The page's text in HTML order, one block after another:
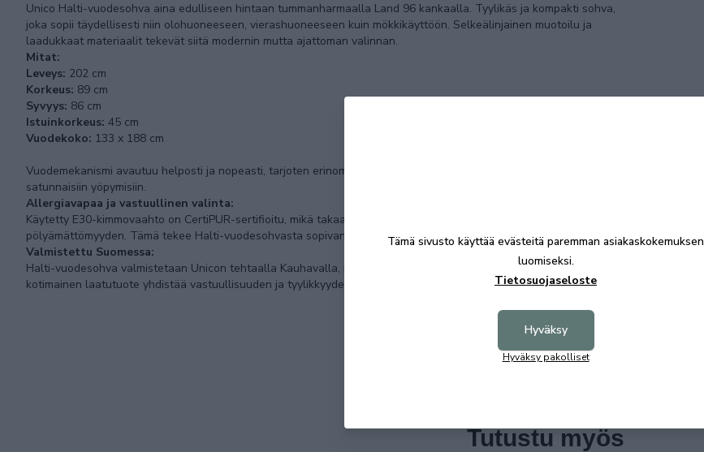
Unico Halti-vuodesohva aina edulliseen hintaan tummanharmaalla Land 96 kankaalla. Tyylikäs ja kompakti sohva,
joka sopii täydellisesti niin olohuoneeseen, vierashuoneeseen kuin mökkikäyttöön. Selkeälinjainen muotoilu ja
laadukkaat materiaalit tekevät siitä modernin mutta ajattoman valinnan.
Mitat:
Leveys: 202 cm
Korkeus: 89 cm
Syvyys: 86 cm
Istuinkorkeus: 45 cm
Vuodekoko: 133 x 188 cm
Vuodemekanismi avautuu helposti ja nopeasti, tarjoten erinomaisen käyttömukavuuden päivittäiseen käyttöön tai
satunnaisiin yöpymisiin.
Allergiavapaa ja vastuullinen valinta:
Käytetty E30-kimmovaahto on CertiPUR-sertifioitu, mikä takaa turvallisuuden, ympäristöystävällisyyden ja
pölyämättömyyden. Tämä tekee Halti-vuodesohvasta sopivan valinnan myös allergikoille.
Valmistettu Suomessa:
Halti-vuodesohva valmistetaan Unicon tehtaalla Kauhavalla, mikä takaa korkean laadun ja kestävyyden. Tämä
kotimainen laatutuote yhdistää vastuullisuuden ja tyylikkyyden saumattomasti.
Tutustu myös
Tämä sivusto käyttää evästeitä paremman asiakaskokemuksen
luomiseksi.
Tietosuojaseloste
Hyväksy
Hyväksy pakolliset